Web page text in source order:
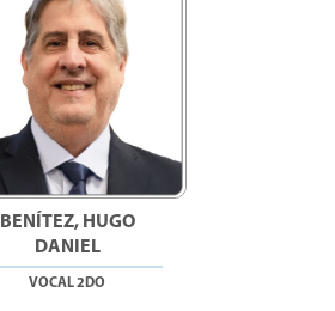
BENÍTEZ, HUGO
DANIEL
VOCAL 2DO